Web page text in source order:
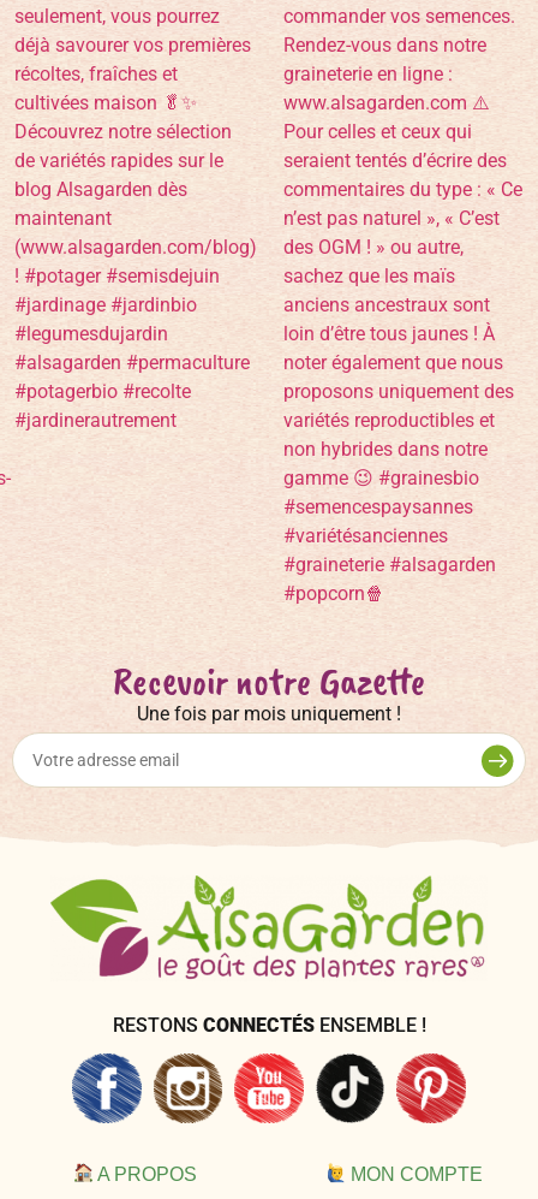
Recevoir notre Gazette
Une fois par mois uniquement !
RESTONS CONNECTÉS ENSEMBLE !
A PROPOS MON COMPTE